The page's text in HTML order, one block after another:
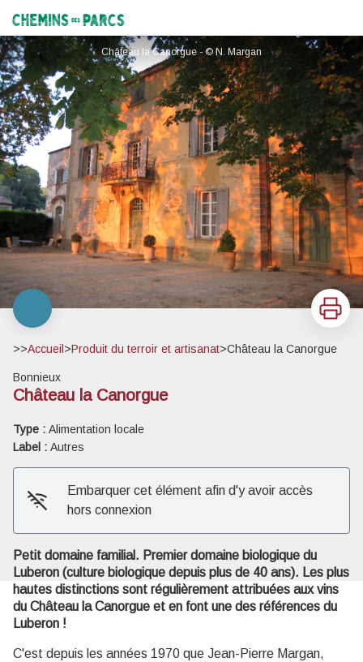
Chemins des Parcs
Château la Canorgue - © N. Margan
Imprimer
>>Accueil >Produit du terroir et artisanat>Château la Canorgue
Bonnieux
Château la Canorgue
Type : Alimentation locale
Label : Autres
Embarquer cet élément afin d'y avoir accès
hors connexion
Petit domaine familial. Premier domaine biologique du
Luberon (culture biologique depuis plus de 40 ans). Les plus
hautes distinctions sont régulièrement attribuées aux vins
du Château la Canorgue et en font une des références du
Luberon !
C'est depuis les années 1970 que Jean-Pierre Margan,